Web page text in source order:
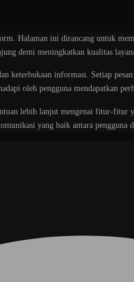
Halaman ini dirancang untuk
demi meningkatkan kualitas
keterbukaan informasi. Setiap
oleh pengguna mendapatkan
lebih lanjut mengenai fitur-
yang baik antara pengguna